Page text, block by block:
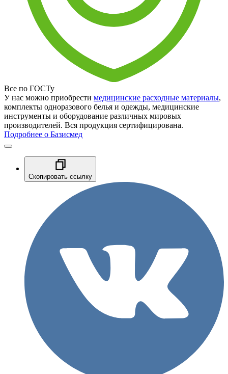
Все по ГОСТу
У нас можно приобрести медицинские расходные материалы,
комплекты одноразового белья и одежды, медицинские
инструменты и оборудование различных мировых
производителей. Вся продукция сертифицирована.
Подробнее о Базисмед
Скопировать ссылку